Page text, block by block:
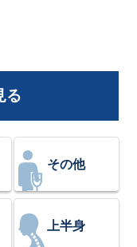
る
その他
上半身